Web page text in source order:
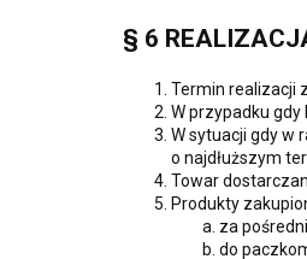
§ 6
Termin realizacji
W przypadku gdy
W sytuacji gdy w
o najdłuższym
Towar
Produkty
za
do